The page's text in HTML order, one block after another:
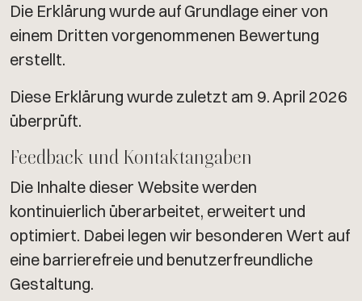
Die Erklärung wurde auf Grundlage einer von
einem Dritten vorgenommenen Bewertung
erstellt.
Diese Erklärung wurde zuletzt am 9. April 2026
überprüft.
Feedback und Kontaktangaben
Die Inhalte dieser Website werden
kontinuierlich überarbeitet, erweitert und
optimiert. Dabei legen wir besonderen Wert auf
eine barrierefreie und benutzerfreundliche
Gestaltung.